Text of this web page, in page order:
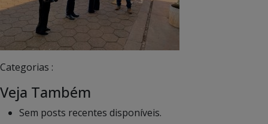
Categorias :
Veja Também
Sem posts recentes disponíveis.